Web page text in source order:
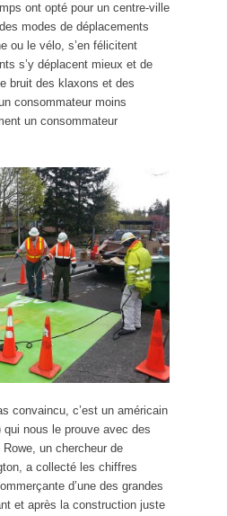
ont opté pour un centre-ville
modes de déplacements
ou le vélo, s’en félicitent
s’y déplacent mieux et de
bruit des klaxons et des
consommateur moins
un consommateur
convaincu, c’est un américain
qui nous le prouve avec des
un chercheur de
a collecté les chiffres
d’une des grandes
et après la construction juste